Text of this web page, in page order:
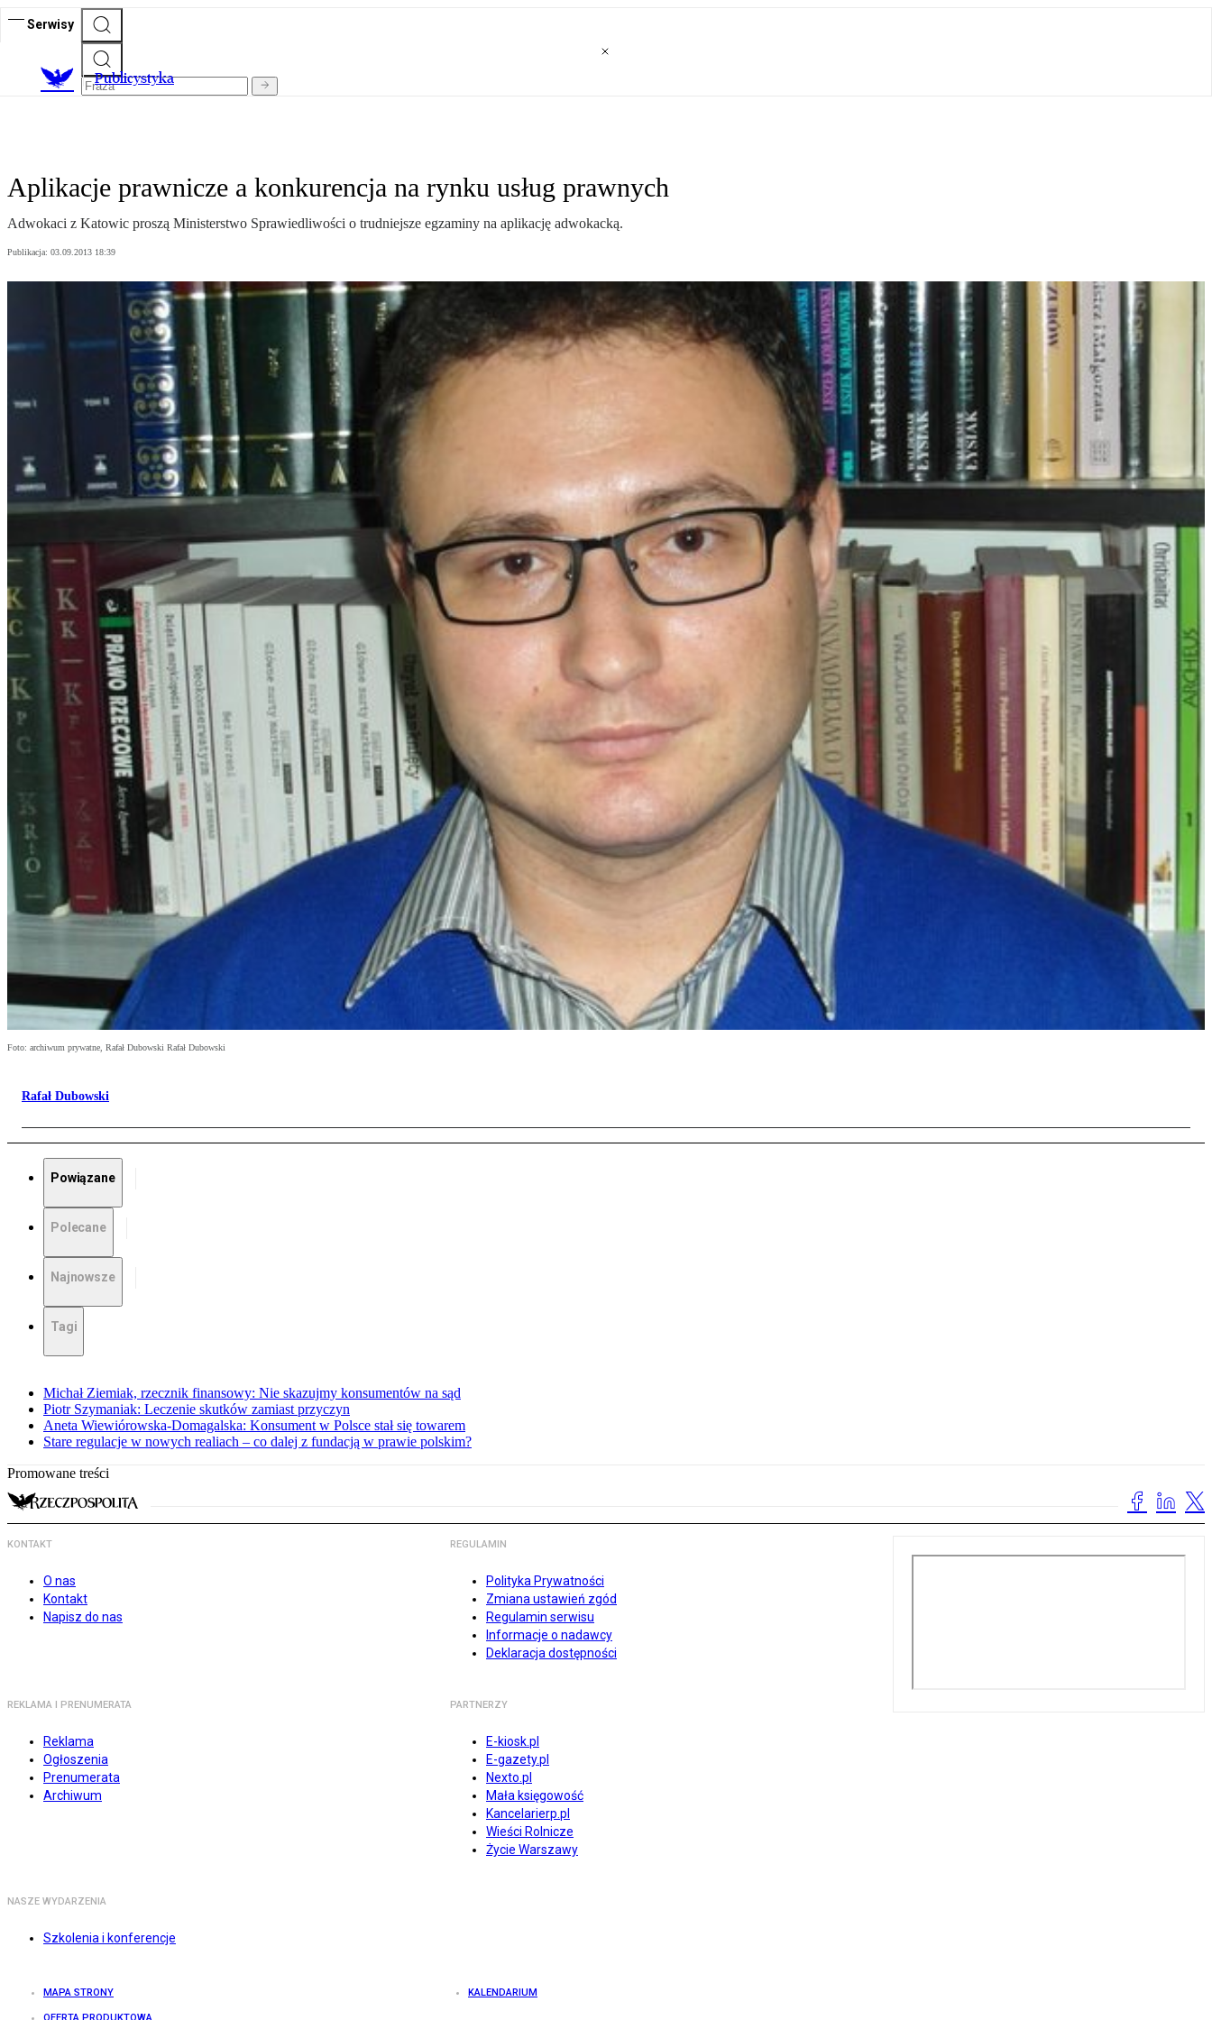
Serwisy
Publicystyka
Aplikacje prawnicze a konkurencja na rynku usług prawnych
Adwokaci z Katowic proszą Ministerstwo Sprawiedliwości o trudniejsze egzaminy na aplikację adwokacką.
Publikacja: 03.09.2013 18:39
Foto: archiwum prywatne, Rafał Dubowski Rafał Dubowski
Rafał Dubowski
Powiązane
Polecane
Najnowsze
Tagi
Michał Ziemiak, rzecznik finansowy: Nie skazujmy konsumentów na sąd
Piotr Szymaniak: Leczenie skutków zamiast przyczyn
Aneta Wiewiórowska-Domagalska: Konsument w Polsce stał się towarem
Stare regulacje w nowych realiach – co dalej z fundacją w prawie polskim?
Promowane treści
KONTAKT
O nas
Kontakt
Napisz do nas
REGULAMIN
Polityka Prywatności
Zmiana ustawień zgód
Regulamin serwisu
Informacje o nadawcy
Deklaracja dostępności
REKLAMA I PRENUMERATA
Reklama
Ogłoszenia
Prenumerata
Archiwum
PARTNERZY
E-kiosk.pl
E-gazety.pl
Nexto.pl
Mała księgowość
Kancelarierp.pl
Wieści Rolnicze
Życie Warszawy
NASZE WYDARZENIA
Szkolenia i konferencje
MAPA STRONY KALENDARIUM